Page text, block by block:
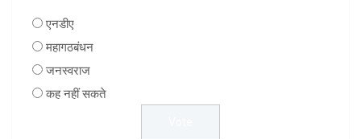
एनडीए
महागठबंधन
जनस्वराज
कह नहीं सकते